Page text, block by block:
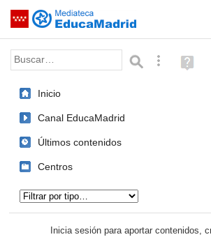
Saltar navegación
Palabra o frase: BúsquedaAyuda
(en
Inicio
Canal EducaMadrid
Últimos contenidos
Centros
Inicia sesión para aportar contenidos,